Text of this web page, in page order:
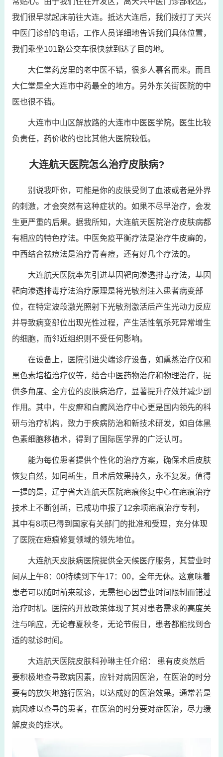
我们很早就起床前往大连。抵达大连后，我们拨打了天兴
中医门诊部的电话，工作人员详细地告诉我们具体位置，
我们乘坐101路公交车很快就到达了目的地。
大仁堂药房里的老中医不错，很多人慕名而来。而且
大仁堂是全大连市中药最全的地方。另外东关街医院的中
医也很不错。
大连市中山区解放路的大连市中医医学院。医生比较
负责任，药价收的也比其他大医院较低。
大连航天医院怎么治疗皮肤病?
别说我吓你，可能是你的皮肤受到了血液或者是外界
的刺激，才会突然有这种症状的。如果不尽早治疗，会发
生更严重的后果。据我所知，大连航天医院治疗皮肤病都
有相应的特色疗法。中医免疫平衡疗法是治疗牛皮癣的，
中西结合祛痘法是治疗青春痘，还有好几个疗法的。
大连航天医院率先引进基因靶向渗透排毒疗法，基因
靶向渗透排毒疗法治疗原理是将光敏剂注入患者病变部
位，在特定波段激光照射下光敏剂激活后产生光动力反应
并导致病变部位出现光性过程，产生活性氧杀死异常增生
的细胞，而邻近组织则不受任何影响。
在设备上，医院引进尖端诊疗设备，如熏蒸治疗仪和
黑色素培植治疗仪等，结合中医药物治疗和物理治疗，提
供多角度、全方位的皮肤病治疗，显著提升疗效并减少副
作用。其中，牛皮癣和白癜风治疗中心更是国内领先的科
研与治疗机构，致力于疾病防治和新技术研发，如自体黑
色素细胞移植术，得到了国际医学界的广泛认可。
能为每位患者提供个性化的治疗方案，确保术后皮肤
恢复自然，如同新生，且术后效果持久，永不复发。值得
一提的是，辽宁省大连航天医院疤痕修复中心在疤痕治疗
技术上不断创新，已成功申报了12余项疤痕治疗专利，
其中有8项已得到国家有关部门的批准和受理，充分体现
了医院在疤痕修复领域的领先地位。
大连航天皮肤病医院提供全天候医疗服务，其营业时
间从上午8：00持续到下午17：00，全年无休。这意味着
患者可以随时前来就诊，无需担心因营业时间限制而错过
治疗时机。医院的开放政策体现了其对患者需求的高度关
注与响应，无论春夏秋冬，无论节假日，患者都能找到合
适的就诊时间。
大连航天医院皮肤科孙琳主任介绍： 患有皮炎然后
要积极地查寻致病因素，应针对病因医治，在医治的时分
要有的放矢地施行医治，以达成好的医治效果。通常若是
病因难以查寻的患者，在医治的时分要对症医治，尽力缓
解皮炎的症状。